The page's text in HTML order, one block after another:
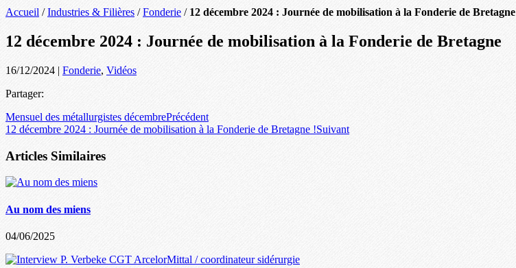
Accueil /Industries & Filières /Fonderie / 12 décembre 2024 : Journée de mobilisation à la Fonderie de Bretagne
12 décembre 2024 : Journée de mobilisation à la Fonderie de Bretagne
16/12/2024 | Fonderie, Vidéos
Partager:
Mensuel des métallurgistes décembrePrécédent
12 décembre 2024 : Journée de mobilisation à la Fonderie de Bretagne !Suivant
Articles Similaires
Au nom des miens
04/06/2025